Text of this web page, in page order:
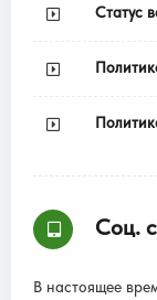
Статус
Соц.
В настоящее